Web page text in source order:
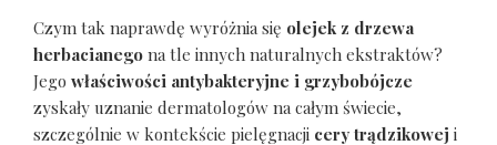
Czym tak naprawdę wyróżnia się olejek z drzewa
herbacianego na tle innych naturalnych ekstraktów?
Jego właściwości antybakteryjne i grzybobójcze
zyskały uznanie dermatologów na całym świecie,
szczególnie w kontekście pielęgnacji cery trądzikowej i